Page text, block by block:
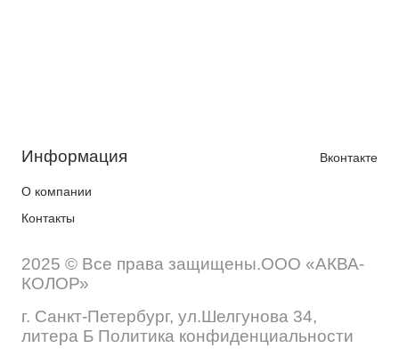
Информация
О компании
Контакты
Вконтакте
2025 © Все права защищены.ООО «АКВА-
КОЛОР»
г. Санкт-Петербург, ул.Шелгунова 34,
литера Б Политика конфиденциальности